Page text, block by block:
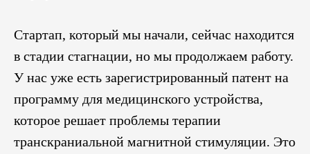
Стартап, который мы начали, сейчас находится
в стадии стагнации, но мы продолжаем работу.
У нас уже есть зарегистрированный патент на
программу для медицинского устройства,
которое решает проблемы терапии
транскраниальной магнитной стимуляции. Это